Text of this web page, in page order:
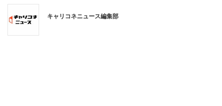
「車中泊の人も多く、洗面所で身体を拭いた
キャリコネニュース編集部